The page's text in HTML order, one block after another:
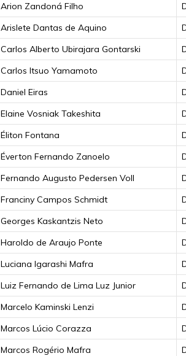
Arion Zandoná Filho
Arislete Dantas de Aquino
Carlos Alberto Ubirajara Gontarski
Carlos Itsuo Yamamoto
Daniel Eiras
Elaine Vosniak Takeshita
Éliton Fontana
Éverton Fernando Zanoelo
Fernando Augusto Pedersen Voll
Franciny Campos Schmidt
Georges Kaskantzis Neto
Haroldo de Araujo Ponte
Luciana Igarashi Mafra
Luiz Fernando de Lima Luz Junior
Marcelo Kaminski Lenzi
Marcos Lúcio Corazza
Marcos Rogério Mafra